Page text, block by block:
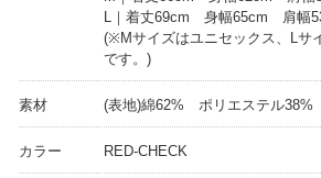
L｜着丈69cm 身幅65cm 肩幅
(※Mサイズはユニセックス、Lサ
です。)
素材 (表地)綿62% ポリエステル38%
カラー RED-CHECK